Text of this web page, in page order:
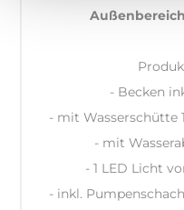
- Becken
- mit Wasserschütte
- mit
- 1 LED Licht
- inkl.